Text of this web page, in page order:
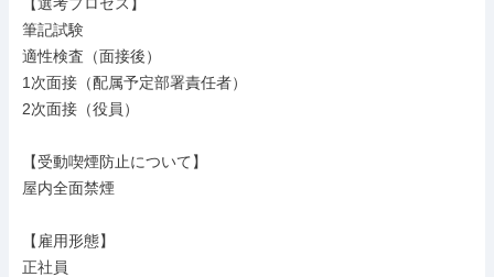
筆記試験
適性検査（面接後）
1次面接（配属予定部署責任者）
2次面接（役員）
【受動喫煙防止について】
屋内全面禁煙
【雇用形態】
正社員